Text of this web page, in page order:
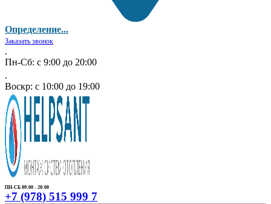
Определение...
Заказать звонок
.
Пн-Сб: с 9:00 до 20:00
.
Воскр: с 10:00 до 19:00
ПН-СБ 09:00 - 20:00
+7 (978) 515 999 7